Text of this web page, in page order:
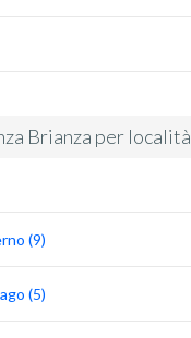
Brianza per località
(9)
(5)